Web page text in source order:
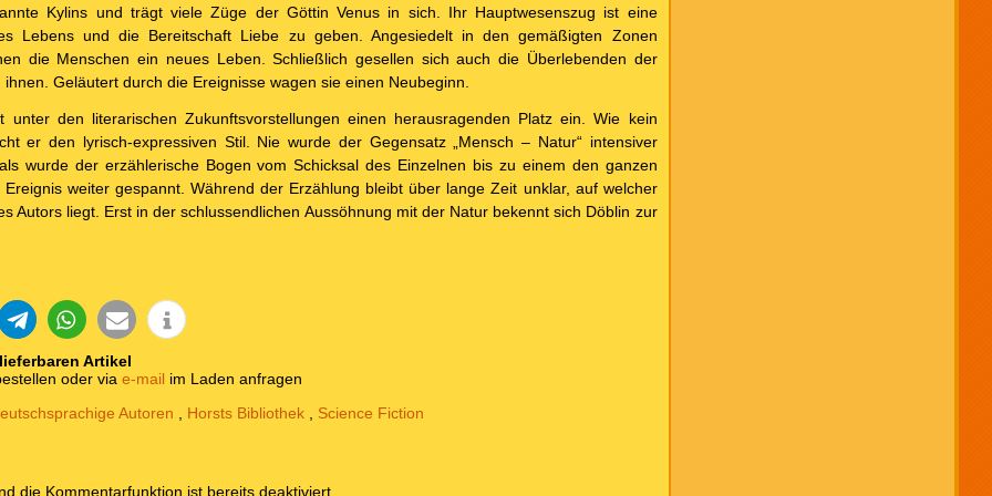
Kylins und trägt viele Züge der Göttin Venus in sich. Ihr Hauptwesenszug ist eine
Lebens und die Bereitschaft Liebe zu geben. Angesiedelt in den gemäßigten Zonen
die Menschen ein neues Leben. Schließlich gesellen sich auch die Überlebenden der
Geläutert durch die Ereignisse wagen sie einen Neubeginn.
unter den literarischen Zukunftsvorstellungen einen herausragenden Platz ein. Wie kein
er den lyrisch-expressiven Stil. Nie wurde der Gegensatz „Mensch – Natur“ intensiver
wurde der erzählerische Bogen vom Schicksal des Einzelnen bis zu einem den ganzen
weiter gespannt. Während der Erzählung bleibt über lange Zeit unklar, auf welcher
Autors liegt. Erst in der schlussendlichen Aussöhnung mit der Natur bekennt sich Döblin zur
Artikel
oder viae-mail im Laden anfragen
Autoren
Horsts Bibliothek Science Fiction
die Kommentarfunktion ist bereits deaktiviert.